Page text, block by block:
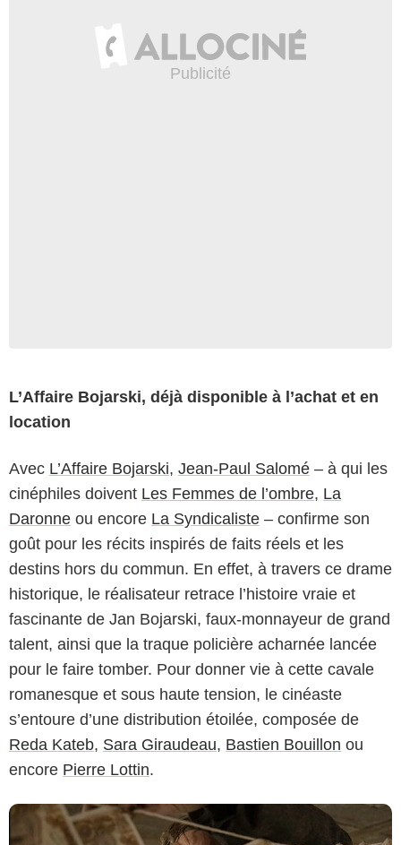
L’Affaire Bojarski, déjà disponible à l’achat et en
location
Avec L’Affaire Bojarski, Jean-Paul Salomé – à qui les
cinéphiles doivent Les Femmes de l’ombre, La
Daronne ou encore La Syndicaliste – confirme son
goût pour les récits inspirés de faits réels et les
destins hors du commun. En effet, à travers ce drame
historique, le réalisateur retrace l’histoire vraie et
fascinante de Jan Bojarski, faux-monnayeur de grand
talent, ainsi que la traque policière acharnée lancée
pour le faire tomber. Pour donner vie à cette cavale
romanesque et sous haute tension, le cinéaste
s’entoure d’une distribution étoilée, composée de
Reda Kateb, Sara Giraudeau, Bastien Bouillon ou
encore Pierre Lottin.